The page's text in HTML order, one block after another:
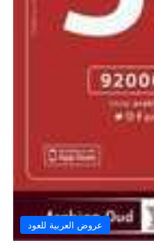
عروض العربية للعود